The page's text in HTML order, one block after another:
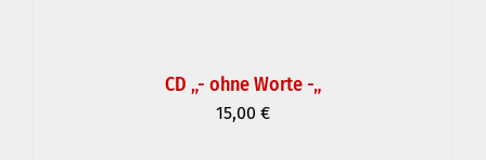
CD „- ohne Worte -„
15,00 €